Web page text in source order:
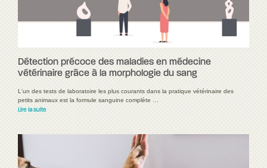
Détection précoce des maladies en médecine
vétérinaire grâce à la morphologie du sang
L'un des tests de laboratoire les plus courants dans la pratique vétérinaire des
petits animaux est la formule sanguine complète …
Lire la suite